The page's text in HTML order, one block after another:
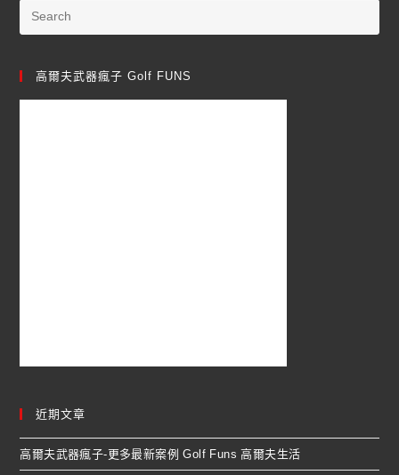
高爾夫武器瘋子 Golf FUNS
近期文章
高爾夫武器瘋子-更多最新案例 Golf Funs 高爾夫生活